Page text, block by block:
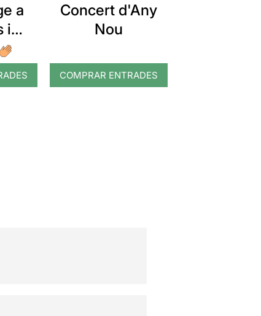
a
i
Concert d'Any
Nou
COMPRAR ENTRADES